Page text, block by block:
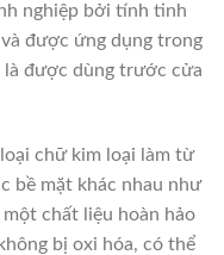
nghiệp bởi tính tinh
được ứng dụng trong
là được dùng trước cửa
chữ kim loại làm từ
bề mặt khác nhau như
chất liệu hoàn hảo
bị oxi hóa, có thể